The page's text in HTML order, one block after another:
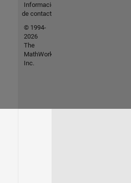
Información
de contacto
© 1994-
2026
The
MathWorks,
Inc.